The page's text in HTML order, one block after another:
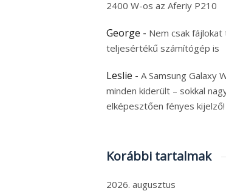
2400 W-os az Aferiy P210
George - Nem csak fájlokat
teljesértékű számítógép is
Leslie - A Samsung Galaxy
minden kiderült – sokkal
elképesztően fényes kijelző!
Korábbi tartalmak
2026. augusztus